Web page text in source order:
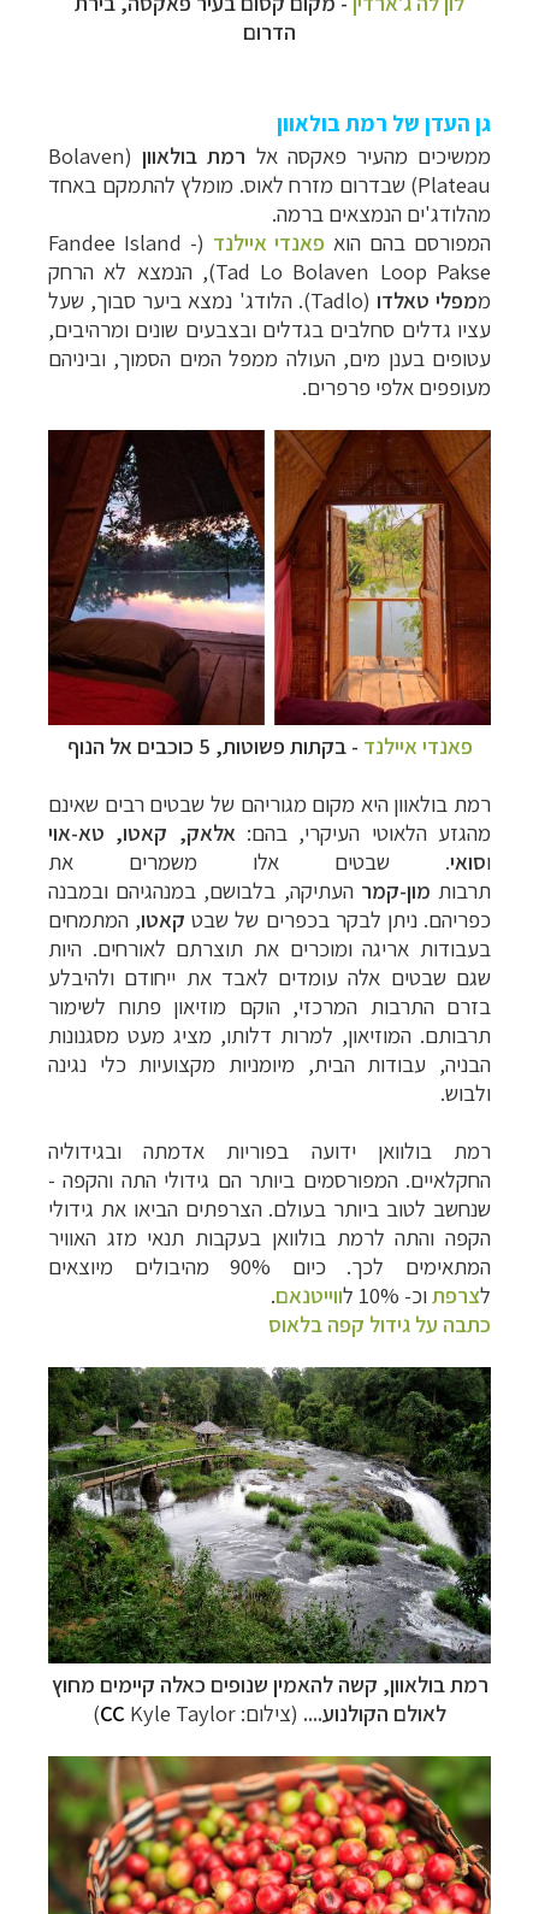
הדרום
גן העדן של רמת בולאוון
ממשיכים מהעיר פאקסה אל רמת בולאוון(
Bolaven
Plateau) שבדרום מזרח לאוס. מומלץ להתמקם באחד
מהלודג'ים הנמצאים ברמה.
המפורסם בהם הוא פאנדי איילנד (
Fandee Island -
Tad Lo Bolaven Loop Pakse), הנמצא לא הרחק
ממפלי טאלדו (Tadlo)
. הלודג' נמצא ביער סבוך, שעל
עציו גדלים סחלבים בגדלים ובצבעים שונים ומרהיבים,
עטופים בענן מים, העולה ממפל המים הסמוך, וביניהם
מעופפים אלפי פרפרים.
פאנדי איילנד - בקתות פשוטות, 5 כוכבים אל הנוף
רמת בולאוון היא מקום מגוריהם של שבטים רבים שאינם
מהגזע הלאוטי העיקרי, בהם: אלאק, קאטו, טא-אוי
וסואי. שבטים אלו משמרים את
תרבות מון-קמר העתיקה, בלבושם, במנהגיהם ובמבנה
כפריהם. ניתן לבקר בכפרים של שבט קאטו, המתמחים
בעבודות אריגה ומוכרים את תוצרתם לאורחים. היות
שגם שבטים אלה עומדים לאבד את ייחודם ולהיבלע
בזרם התרבות המרכזי, הוקם מוזיאון פתוח לשימור
תרבותם. המוזיאון, למרות דלותו, מציג מעט מסגנונות
הבניה, עבודות הבית, מיומניות מקצועיות כלי נגינה
ולבוש.
רמת בולוואן ידועה בפוריות אדמתה ובגידוליה
החקלאיים. המפורסמים ביותר הם גידולי התה והקפה -
שנחשב לטוב ביותר בעולם. הצרפתים הביאו את גידולי
הקפה והתה לרמת בולוואן בעקבות תנאי מזג האוויר
המתאימים לכך. כיום 90% מהיבולים מיוצאים
לצרפתוכ- 10% ל ווייטנאם.
כתבה על גידול קפה בלאוס
רמת בולאוון, קשה להאמין שנופים כאלה קיימים מחוץ
לאולם הקולנוע.... (צילום: CC Kyle Taylor)